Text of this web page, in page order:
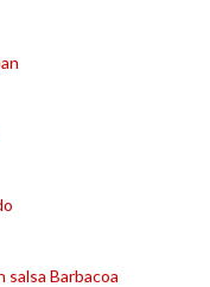
salsa Barbacoa